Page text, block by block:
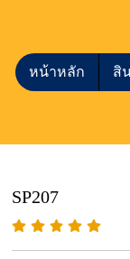
หน้าหลัก สิ
SP207